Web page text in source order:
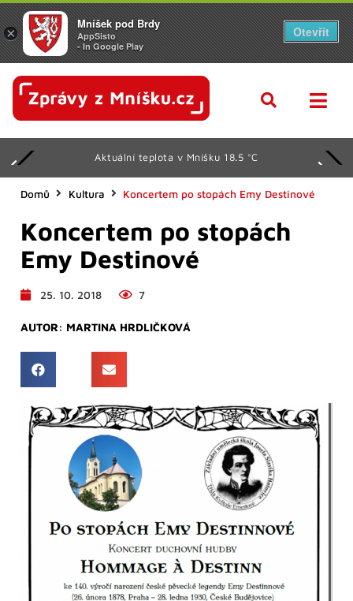
Aktuální teplota v Mníšku 18.5 °C
Domů Kultura Koncertem po stopách Emy Destinové
Koncertem po stopách
Emy Destinové
25. 10. 2018 7
AUTOR: MARTINA HRDLIČKOVÁ
×
Mníšek pod Brdy
AppSisto
- In Google Play
Otevřít